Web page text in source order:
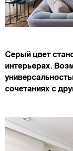
Серый цвет
интерьерах.
сочетаниях с